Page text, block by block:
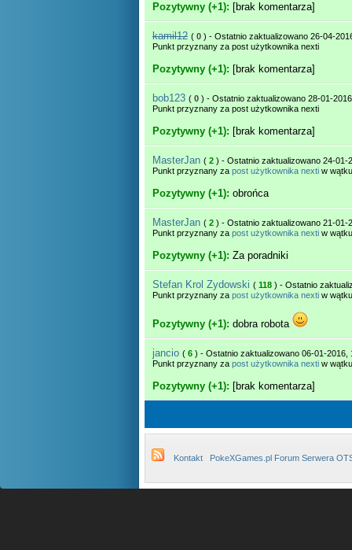
Pozytywny (+1): [brak komentarza]
kamil12 ( 0 ) - Ostatnio zaktualizowano 26-04-
Punkt przyznany za post użytkownika nexti
Pozytywny (+1): [brak komentarza]
bob123 ( 0 ) - Ostatnio zaktualizowano 28-01-
Punkt przyznany za post użytkownika nexti
Pozytywny (+1): [brak komentarza]
MasterJan ( 2 ) - Ostatnio zaktualizowano 24-01-
Punkt przyznany za post użytkownika nexti w
Pozytywny (+1): obrońca
MasterJan ( 2 ) - Ostatnio zaktualizowano 21-01-
Punkt przyznany za post użytkownika nexti w
Pozytywny (+1): Za poradniki
Stefan Krol Zydowski ( 118 ) - Ostatnio
Punkt przyznany za post użytkownika nexti w
Pozytywny (+1): dobra robota
jancio ( 6 ) - Ostatnio zaktualizowano 06-01-2016,
Punkt przyznany za post użytkownika nexti w
Pozytywny (+1): [brak komentarza]
Kontakt PokeXGames.pl Forum Serwera